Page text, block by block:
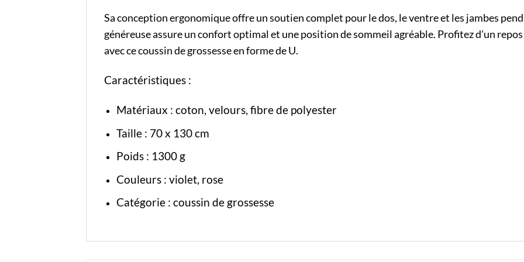
Sa conception ergonomique offre un soutien complet pour le dos, le ventre et les jambes
généreuse assure un confort optimal et une position de sommeil agréable. Profitez d’un
avec ce coussin de grossesse en forme de U.
Caractéristiques :
Matériaux : coton, velours, fibre de polyester
Taille : 70 x 130 cm
Poids : 1300 g
Couleurs : violet, rose
Catégorie : coussin de grossesse